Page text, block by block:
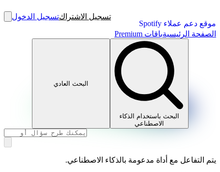
موقع دعم عملاء Spotify
تسجيل الاشتراكتسجيل الدخول
الصفحة الرئيسيةباقات Premium
البحث باستخدام الذكاء
الاصطناعي
البحث العادي
يتم التفاعل مع أداة مدعومة بالذكاء الاصطناعي.